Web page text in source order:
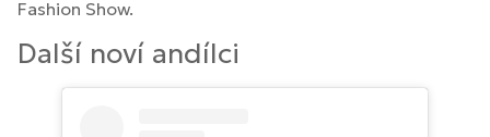
Fashion Show.
Další noví andílci